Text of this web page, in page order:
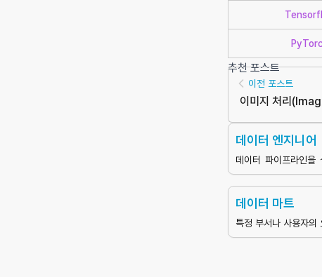
추천 포스트
이전 포스트
이미지 처리 (
데이터 엔지니어
데이터 파이프라인을
리하는 전문가
데이터 마트
특정 부서나 사용자의
이터 웨어하우스로부